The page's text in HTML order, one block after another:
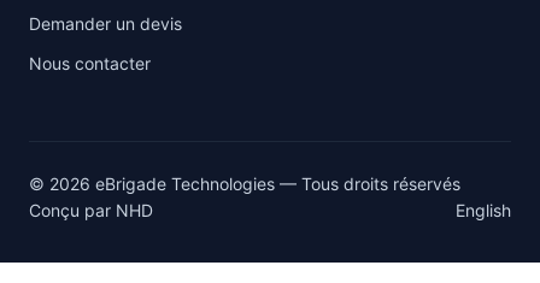
Demander un devis
Nous contacter
© 2026 eBrigade Technologies — Tous droits réservés
Conçu par NHD English